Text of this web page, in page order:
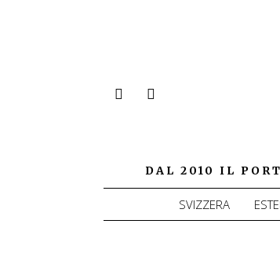
DAL 2010 IL
SVIZZERA